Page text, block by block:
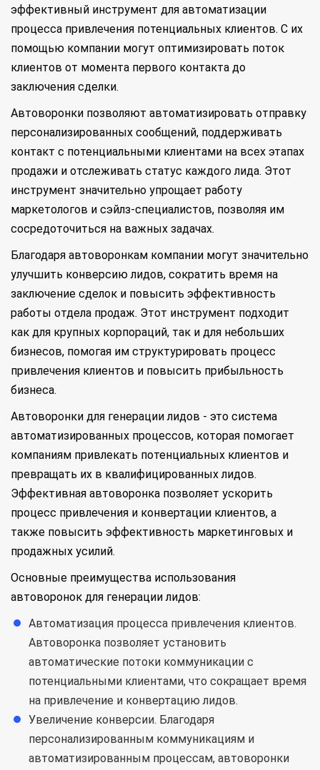
эффективный инструмент для автоматизации
процесса привлечения потенциальных клиентов. С их
помощью компании могут оптимизировать поток
клиентов от момента первого контакта до
заключения сделки.
Автоворонки позволяют автоматизировать отправку
персонализированных сообщений, поддерживать
контакт с потенциальными клиентами на всех этапах
продажи и отслеживать статус каждого лида. Этот
инструмент значительно упрощает работу
маркетологов и сэйлз-специалистов, позволяя им
сосредоточиться на важных задачах.
Благодаря автоворонкам компании могут значительно
улучшить конверсию лидов, сократить время на
заключение сделок и повысить эффективность
работы отдела продаж. Этот инструмент подходит
как для крупных корпораций, так и для небольших
бизнесов, помогая им структурировать процесс
привлечения клиентов и повысить прибыльность
бизнеса.
Автоворонки для генерации лидов - это система
автоматизированных процессов, которая помогает
компаниям привлекать потенциальных клиентов и
превращать их в квалифицированных лидов.
Эффективная автоворонка позволяет ускорить
процесс привлечения и конвертации клиентов, а
также повысить эффективность маркетинговых и
продажных усилий.
Основные преимущества использования
автоворонок для генерации лидов:
Автоматизация процесса привлечения клиентов.
Автоворонка позволяет установить
автоматические потоки коммуникации с
потенциальными клиентами, что сокращает время
на привлечение и конвертацию лидов.
Увеличение конверсии. Благодаря
персонализированным коммуникациям и
автоматизированным процессам, автоворонки